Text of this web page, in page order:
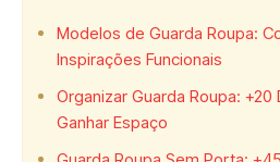
Modelos de Guarda Roupa:
Inspirações Funcionais
Organizar Guarda Roupa:
Ganhar Espaço